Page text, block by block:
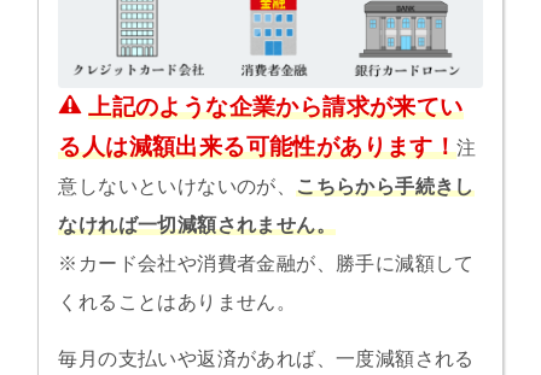
上記のような企業から請求が来てい
る人は減額出来る可能性があります！注
意しないといけないのが、こちらから手続きし
なければ一切減額されません。
※カード会社や消費者金融が、勝手に減額して
くれることはありません。
毎月の支払いや返済があれば、一度減額される